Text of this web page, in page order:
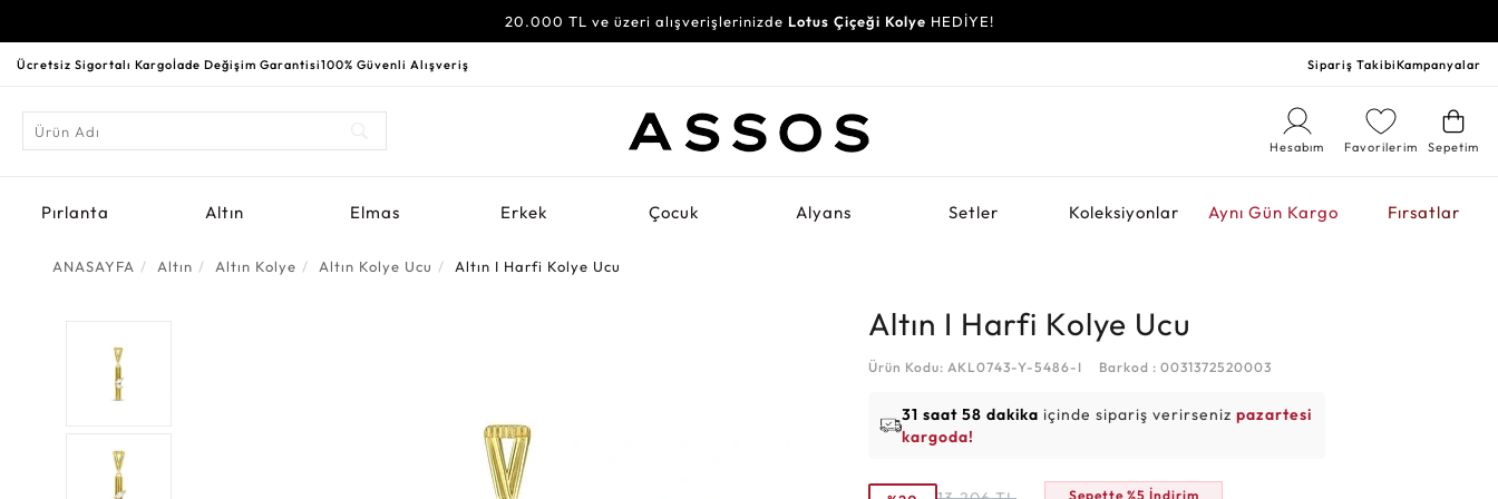
20.000 TL ve üzeri alışverişlerinizde Lotus Çiçeği Kolye HEDİYE!
Ücretsiz Sigortalı Kargoİade Değişim Garantisi100% Güvenli Alışveriş Sipariş TakibiKampanyalar
Sepetim
Favorilerim
Hesabım
Pırlanta Altın Elmas Erkek Çocuk Alyans Setler Koleksiyonlar Aynı Gün Kargo Fırsatlar
ANASAYFA Altın Altın Kolye Altın Kolye Ucu Altın I Harfi Kolye Ucu
Altın I Harfi Kolye Ucu
Ürün Kodu: AKL0743-Y-5486-I Barkod : 0031372520003
31 saat 58 dakika içinde sipariş verirsenizpazartesi
kargoda!
Sepette %5 İndirim